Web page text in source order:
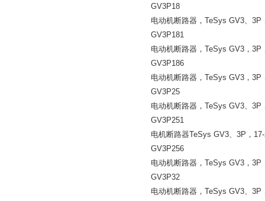
GV3P18
电动机断路器， TeSys GV3、 3P
GV3P181
电动机断路器， TeSys GV3 ， 3P
GV3P186
电动机断路器， TeSys GV3 ， 3P
GV3P25
电动机断路器， TeSys GV3、 3P
GV3P251
电机断路器TeSys GV3、 3P ，
GV3P256
电动机断路器， TeSys GV3 ， 3P
GV3P32
电动机断路器， TeSys GV3、 3P